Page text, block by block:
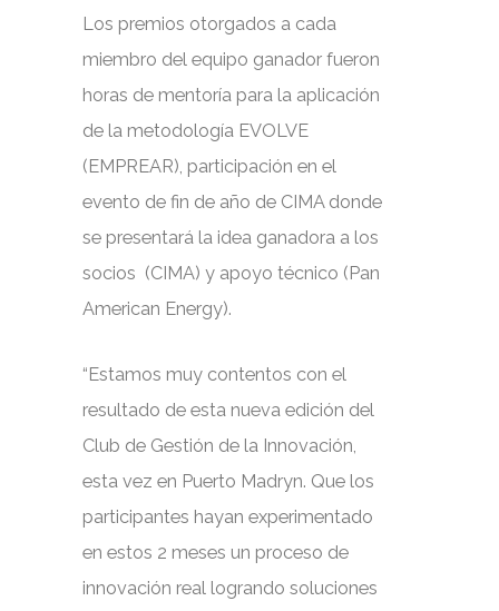
Los premios otorgados a cada
miembro del equipo ganador fueron
horas de mentoría para la aplicación
de la metodología EVOLVE
(EMPREAR), participación en el
evento de fin de año de CIMA donde
se presentará la idea ganadora a los
socios (CIMA) y apoyo técnico (Pan
American Energy).
“Estamos muy contentos con el
resultado de esta nueva edición del
Club de Gestión de la Innovación,
esta vez en Puerto Madryn. Que los
participantes hayan experimentado
en estos 2 meses un proceso de
innovación real logrando soluciones